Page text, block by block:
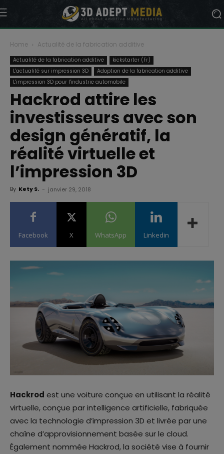
Home Actualité de la fabrication additive
Actualité de la fabrication additive
kickstarter (Fr)
L'actualité sur impression 3D
Adoption de la fabrication additive
L'impression 3D pour l'industrie automobile
Hackrod attire les
investisseurs avec son
design génératif, la
réalité virtuelle et
l’impression 3D
By Kety S. - janvier 29, 2018
Facebook X WhatsApp Linkedin
Hackrod est une voiture conçue en utilisant la réalité
virtuelle, conçue par intelligence artificielle, fabriquée
avec la technologie d’impression 3D et livrée par une
chaîne d’approvisionnement basée sur le cloud.
Également nommée Hackrod, la société vise à fournir